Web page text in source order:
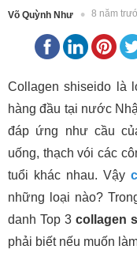
Võ Quỳnh Như 8 năm
Collagen shiseido là
hàng đầu tại nước
đáp ứng như cầu
uống, thạch vói các
tuổi khác nhau. Vậy
những loại nào?
danh Top 3 collagen
phải biết nếu muốn